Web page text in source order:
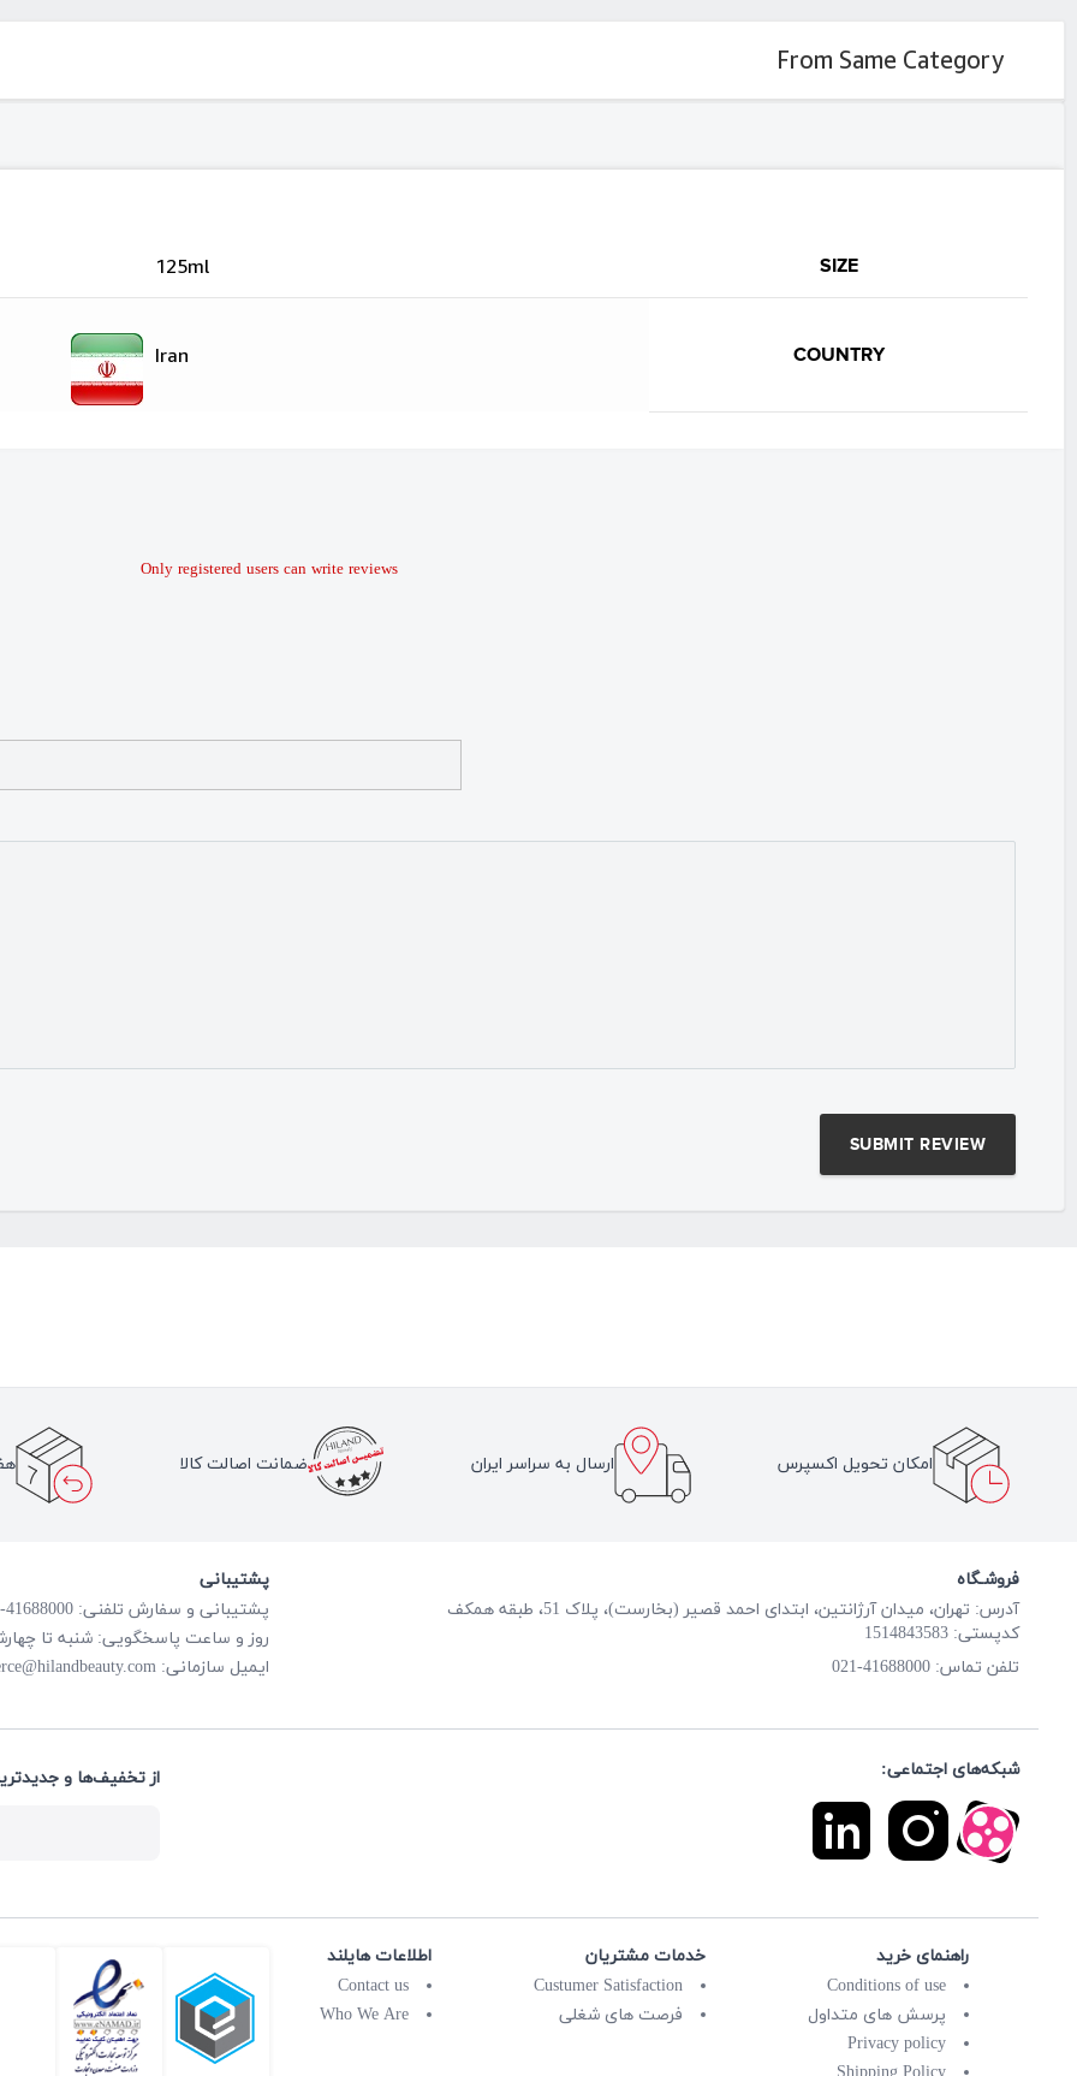
From Same Category
SIZE
125ml
COUNTRY
Iran
Only registered users can write reviews
امکان تحویل اکسپرس ارسال به سراسر ایران ضمانت اصالت کالا
فروشـگاه
آدرس: تهران، میدان آرژانتین، ابتدای احمد قصیر (بخارست)، پلاک 51، طبقه همکف
کدپستی: 1514843583
تلفن تماس: 41688000-021
پشتیبانی
پشتیبانی و سفارش تلفنی: 41688000-021
روز و ساعت پاسخگویی: شنبه تا چهارشنبه از
ایمیل سازمانی:
شبکه‌های اجتماعی: از تخفیف‌ها و
راهنمای خرید
Conditions of use
پرسش های متداول
Privacy policy
خدمات مشتریان
Custumer Satisfaction
فرصت های شغلی
اطلاعات هایلند
Contact us
Who We Are